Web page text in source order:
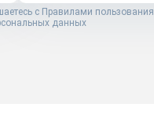
с Правилами пользования
данных